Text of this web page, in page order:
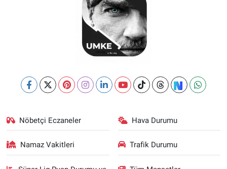
Nöbetçi Eczaneler Hava Durumu
Namaz Vakitleri Trafik Durumu